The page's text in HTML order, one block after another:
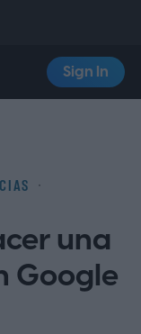
Sign In
una
Google